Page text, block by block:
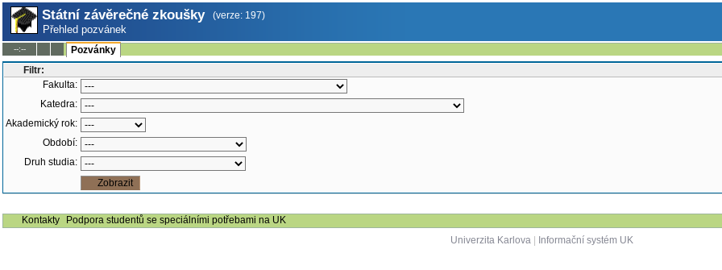
Státní závěrečné zkoušky (verze: 197)
Přehled pozvánek
--:--
Pozvánky
Filtr:
Fakulta:
Katedra:
Akademický rok:
Období:
Druh studia:
Kontakty
Podpora studentů se speciálními potřebami na UK
Univerzita Karlova| Informační systém UK